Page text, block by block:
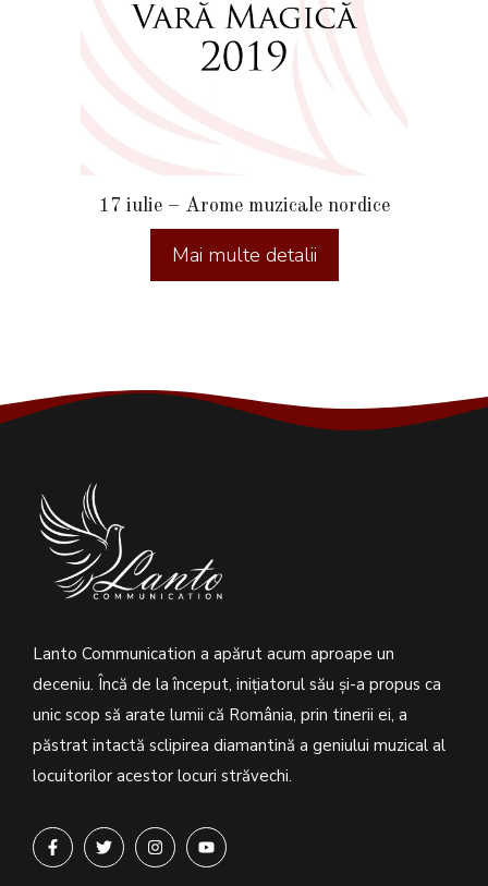
17 iulie – Arome muzicale nordice
Lanto Communication a apărut acum aproape un
deceniu. Încă de la început, inițiatorul său şi-a propus ca
unic scop să arate lumii că România, prin tinerii ei, a
păstrat intactă sclipirea diamantină a geniului muzical al
locuitorilor acestor locuri străvechi.